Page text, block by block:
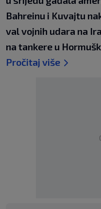
Bahreinu i Kuvajtu
val vojnih udara na
na tankere u
Pročitaj više